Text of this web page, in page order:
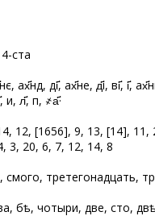
ста
ах҃нд, ді҃, ах҃не, д҃і, ві҃, і҃,
и, л҃, п, ҂а҃·
12, [1656], 9, 13, [14], 11,
3, 20, 6, 7, 12, 14, 8
ѡсмого, третегонадцать,
ѡбѣ, чотыри, две, сто,